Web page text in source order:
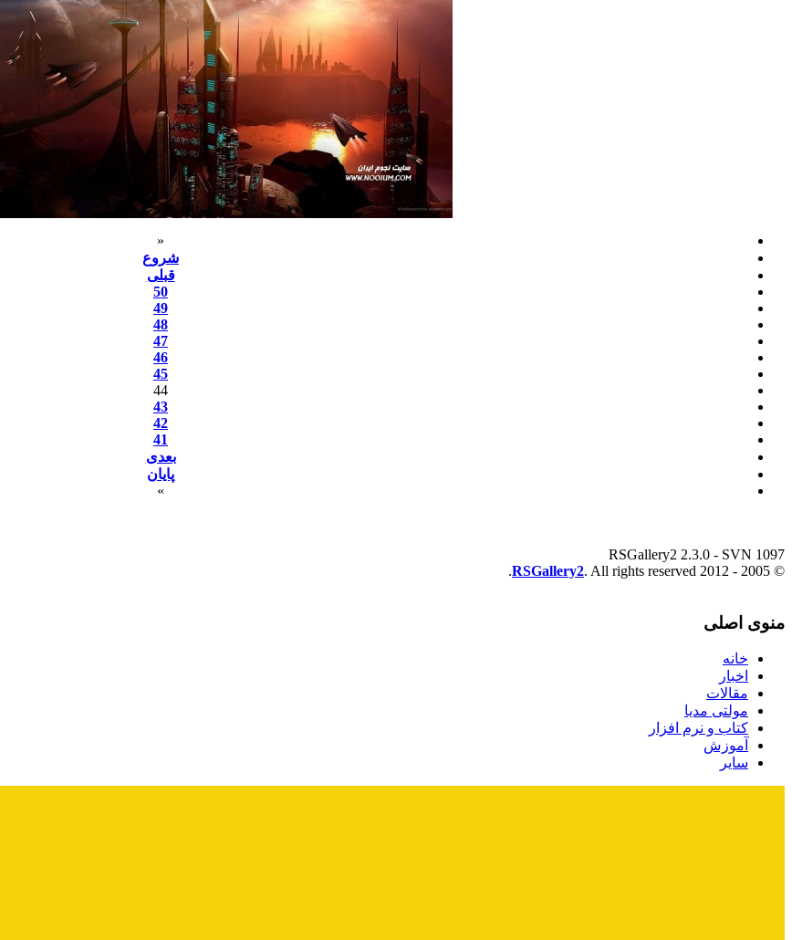
«
شروع
قبلی
50
49
48
47
46
45
44
43
42
41
بعدی
پایان
»
RSGallery2 2.3.0 - SVN 1097
© 2005 - 2012
RSGallery2. All rights reserved.
منوی اصلی
خانه
اخبار
مقالات
مولتی مدیا
کتاب و نرم افزار
آموزش
سایر